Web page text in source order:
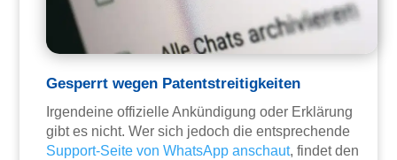
Gesperrt wegen Patentstreitigkeiten
Irgendeine offizielle Ankündigung oder Erklärung
gibt es nicht. Wer sich jedoch die entsprechende
Support-Seite von WhatsApp anschaut, findet den